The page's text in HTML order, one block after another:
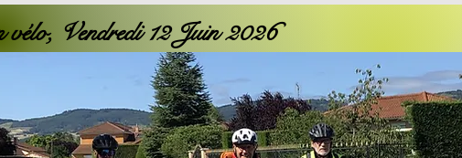
vélo, Vendredi 12 Juin 2026